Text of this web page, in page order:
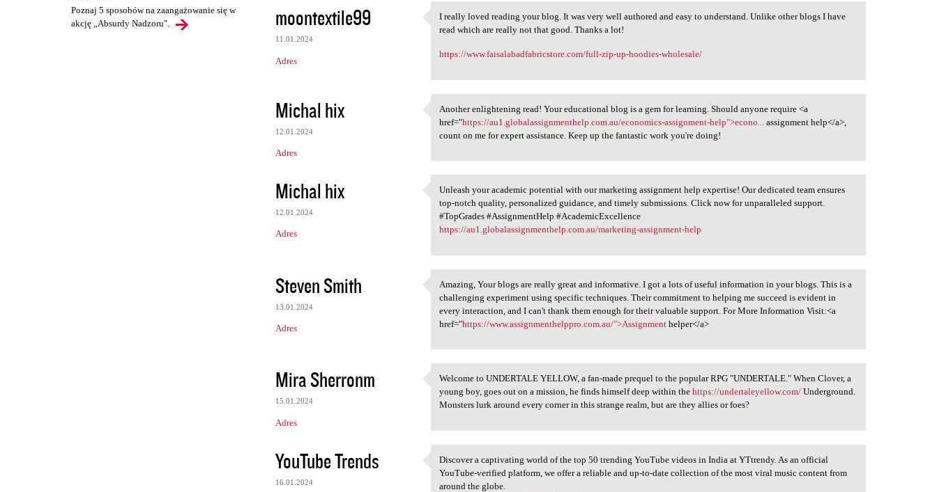
Poznaj 5 sposobów na zaangażowanie się w
akcję „Absurdy Nadzoru".
moontextile99
11.01.2024
Adres
I really loved reading your
I really loved reading your blog. It was very well authored and easy to understand. Unlike other blogs I have
read which are really not that good. Thanks a lot!
https://www.faisalabadfabricstore.com/full-zip-up-hoodies-wholesale/
Michal hix
12.01.2024
Adres
Another enlightening read!
Another enlightening read! Your educational blog is a gem for learning. Should anyone require <a
href="https://au1.globalassignmenthelp.com.au/economics-assignment-help">econo...
assignment help</a>,
count on me for expert assistance. Keep up the fantastic work you're doing!
Michal hix
12.01.2024
Adres
Unleash your academic
Unleash your academic potential with our marketing assignment help expertise! Our dedicated team ensures
top-notch quality, personalized guidance, and timely submissions. Click now for unparalleled support.
#TopGrades #AssignmentHelp #AcademicExcellence
https://au1.globalassignmenthelp.com.au/marketing-assignment-help
Steven Smith
13.01.2024
Adres
Amazing, Your blogs are
Amazing, Your blogs are really great and informative. I got a lots of useful information in your blogs. This is a
challenging experiment using specific techniques. Their commitment to helping me succeed is evident in
every interaction, and I can't thank them enough for their valuable support. For More Information Visit:<a
href="https://www.assignmenthelppro.com.au/">Assignment helper</a>
Mira Sherronm
15.01.2024
Adres
Welcome to UNDERTALE YELLOW,
Welcome to UNDERTALE YELLOW, a fan-made prequel to the popular RPG "UNDERTALE." When Clover, a
young boy, goes out on a mission, he finds himself deep within thehttps://undertaleyellow.com/ Underground.
Monsters lurk around every corner in this strange realm, but are they allies or foes?
YouTube Trends
16.01.2024
Discover a captivating world
Discover a captivating world of the top 50 trending YouTube videos in India at YTtrendy. As an official
YouTube-verified platform, we offer a reliable and up-to-date collection of the most viral music content from
around the globe.